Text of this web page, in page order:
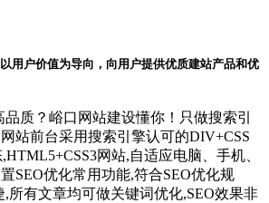
用户价值为导向，向用户提供优质建站产品和优
品质？峪口网站建设懂你！只做搜索引
站前台采用搜索引擎认可的DIV+CSS
网站,自适应电脑、手机、
SEO优化常用功能,符合SEO优化规
所有文章均可做关键词优化,SEO效果非